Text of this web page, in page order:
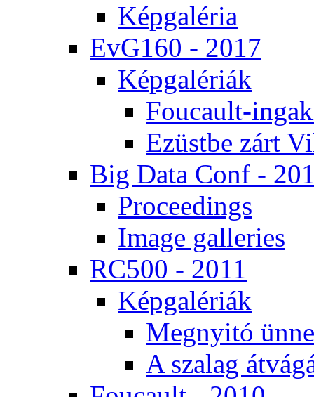
Kép­ga­lé­ria
EvG160 - 2017
Kép­ga­lé­ri­ák
Fo­u­ca­ult-
Ezüst­be zárt
Big Da­ta Conf -
Pro­ce­e­dings
Image gal­le­ri­es
RC500 - 2011
Kép­ga­lé­ri­ák
Meg­nyi­tó
A sza­lag